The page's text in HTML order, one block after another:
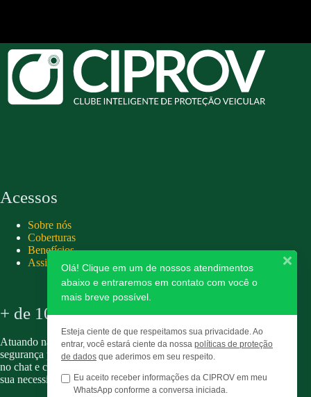
Acessos
Sobre nós
Coberturas
Benefícios
Assistência 24hs
+ de 10 anos
Atuando na Proteção Veicular fornecendo tranquilidade e
segurança para associados e parceiros. Entre em contato pelo
no chat e confira nossos planos personalizados, adaptados a
sua necessidade e ao seu perfil.
Olá! Clique em um de nossos atendimentos
abaixo e entraremos em contato com você o
mais breve possível.
Esteja ciente de que respeitamos sua privacidade. Ao
entrar, você estará ciente da nossa políticas de proteção
de dados que aderimos em seu respeito.
Eu aceito receber informações da CIPROV em meu
WhatsApp conforme a conversa iniciada.